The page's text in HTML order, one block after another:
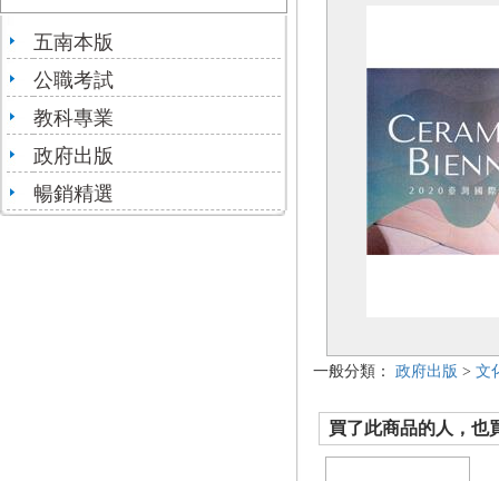
五南本版
公職考試
教科專業
政府出版
暢銷精選
一般分類： 政府出版 > 文
買了此商品的人，也